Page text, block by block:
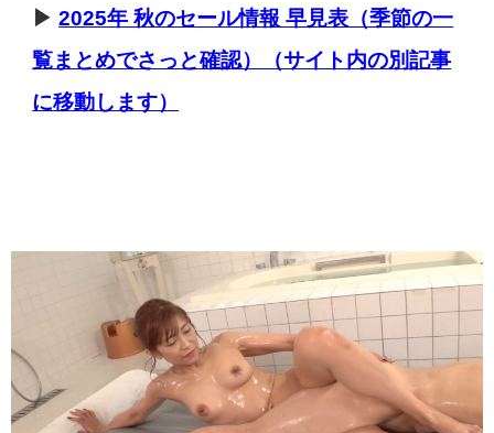
▶2025年 秋のセール情報 早見表（季節の一
覧まとめでさっと確認）（サイト内の別記事
に移動します）